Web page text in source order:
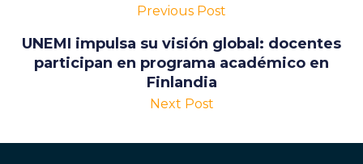
Previous Post
UNEMI impulsa su visión global: docentes
participan en programa académico en
Finlandia
Next Post